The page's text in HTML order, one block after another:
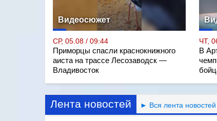
Видеосюжет
СР, 05.08 / 09:44
Приморцы спасли краснокнижного
аиста на трассе Лесозаводск —
Владивосток
ЧТ,
В
Лента новостей ► Вся лента новостей